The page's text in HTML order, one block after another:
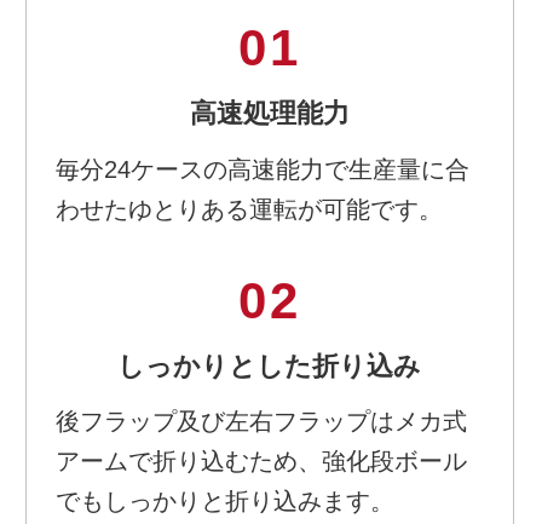
01
高速処理能力
毎分24ケースの高速能力で生産量に合
わせたゆとりある運転が可能です。
02
しっかりとした折り込み
後フラップ及び左右フラップはメカ式
アームで折り込むため、強化段ボール
でもしっかりと折り込みます。